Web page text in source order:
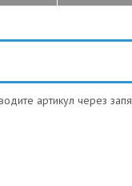
артикул через